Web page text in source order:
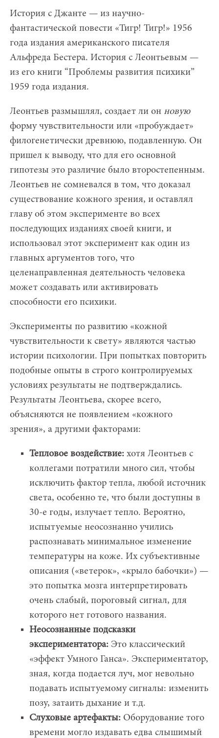
История с Джанте — из научно-
фантастической повести «Тигр! Тигр!» 1956
года издания американского писателя
Альфреда Бестера. История с Леонтьевым —
из его книги “Проблемы развития психики”
1959 года издания.
Леонтьев размышлял, создает ли он новую
форму чувствительности или «пробуждает»
филогенетически древнюю, подавленную. Он
пришел к выводу, что для его основной
гипотезы это различие было второстепенным.
Леонтьев не сомневался в том, что доказал
существование кожного зрения, и оставлял
главу об этом эксперименте во всех
последующих изданиях своей книги, и
использовал этот эксперимент как один из
главных аргументов того, что
целенаправленная деятельность человека
может создавать или активировать
способности его психики.
Эксперименты по развитию «кожной
чувствительности к свету» являются частью
истории психологии. При попытках повторить
подобные опыты в строго контролируемых
условиях результаты не подтверждались.
Результаты Леонтьева, скорее всего,
объясняются не появлением «кожного
зрения», а другими факторами:
Тепловое воздействие: хотя Леонтьев с
коллегами потратили много сил, чтобы
исключить фактор тепла, любой источник
света, особенно те, что были доступны в
30-е годы, излучает тепло. Вероятно,
испытуемые неосознанно учились
распознавать минимальное изменение
температуры на коже. Их субъективные
описания («ветерок», «крыло бабочки») —
это попытка мозга интерпретировать
очень слабый, пороговый сигнал, для
которого нет готового названия.
Неосознанные подсказки
экспериментатора: Это классический
«эффект Умного Ганса». Экспериментатор,
зная, когда подается луч, мог невольно
подавать испытуемому сигналы: изменить
позу, затаить дыхание и т.д.
Слуховые артефакты: Оборудование того
времени могло издавать едва слышимый